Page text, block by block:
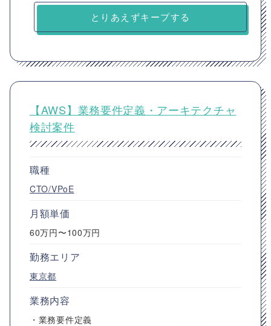
とりあえずキープする
【AWS】業務要件定義・アーキテクチャ
検討案件
職種
CTO/VPoE
月額単価
60万円〜100万円
勤務エリア
東京都
業務内容
・業務要件定義